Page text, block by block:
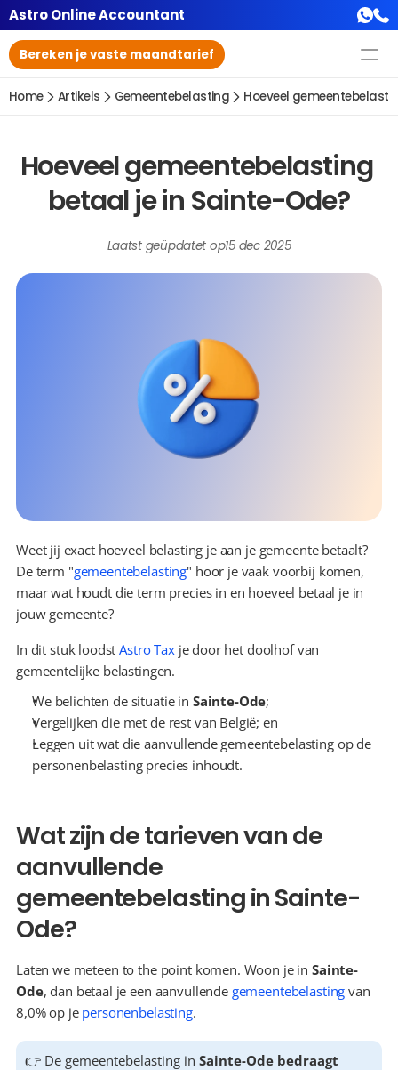
Astro Online Accountant
Bereken je vaste maandtarief
Home Artikels Gemeentebelasting Hoeveel
Hoeveel gemeentebelasting
betaal je in Sainte-Ode?
Laatst geüpdatet op15 dec 2025
Weet jij exact hoeveel belasting je aan je gemeente betaalt?
De term "gemeentebelasting" hoor je vaak voorbij komen,
maar wat houdt die term precies in en hoeveel betaal je in
jouw gemeente?
In dit stuk loodst Astro Tax je door het doolhof van
gemeentelijke belastingen.
We belichten de situatie in Sainte-Ode;
Vergelijken die met de rest van België; en
Leggen uit wat die aanvullende gemeentebelasting op de
personenbelasting precies inhoudt.
Wat zijn de tarieven van de
aanvullende
gemeentebelasting in Sainte-
Ode?
Laten we meteen to the point komen. Woon je in Sainte-
Ode, dan betaal je een aanvullende gemeentebelasting van
8,0% op je personenbelasting.
👉 De gemeentebelasting in Sainte-Ode bedraagt